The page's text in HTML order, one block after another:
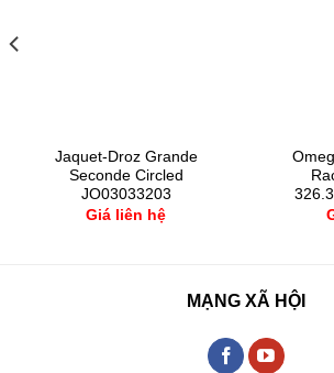
Jaquet-Droz Grande
Seconde Circled
JO03033203
Giá liên hệ
MẠNG XÃ HỘI